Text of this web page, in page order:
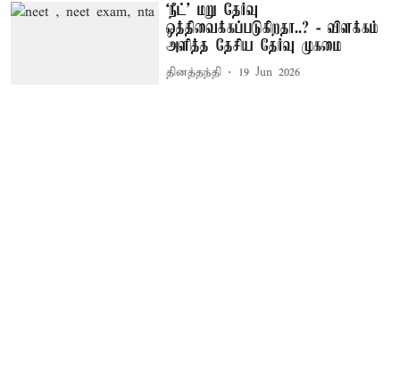
‘நீட்’ மறு தேர்வு
ஒத்திவைக்கப்படுகிறதா..? - விளக்கம்
அளித்த தேசிய தேர்வு முகமை
தினத்தந்தி 19 Jun 2026